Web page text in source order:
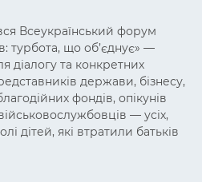
Всеукраїнський форум
турбота, що об’єднує» —
діалогу та конкретних
держави, бізнесу,
фондів, опікунів
— усіх,
дітей, які втратили батьків